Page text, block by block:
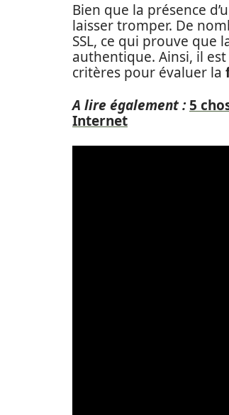
Bien que la présence
laisser tromper. De
SSL, ce qui prouve que
authentique. Ainsi, il
critères pour évaluer la
A lire également : 5
Internet